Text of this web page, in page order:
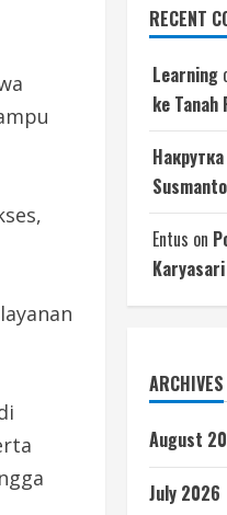
RECENT
Learning
ke Tanah
Entus on
ARCHIVES
August
July 2026